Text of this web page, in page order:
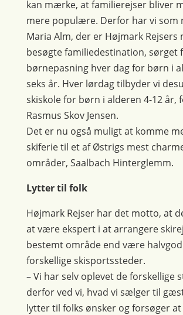
kan mærke, at familierejser bliver
mere populære. Derfor har vi som
Maria Alm, der er Højmark Rejsers
besøgte familiedestination, sørget
børnepasning hver dag for børn i
seks år. Hver lørdag tilbyder vi
skiskole for børn i alderen 4-12
Rasmus Skov Jensen.
Det er nu også muligt at komme
skiferie til et af Østrigs mest
områder, Saalbach Hinterglemm.
Lytter til folk
Højmark Rejser har det motto, at
at være ekspert i at arrangere
bestemt område end være
forskellige skisportssteder.
– Vi har selv oplevet de forskellige
derfor ved vi, hvad vi sælger til
lytter til folks ønsker og forsøger